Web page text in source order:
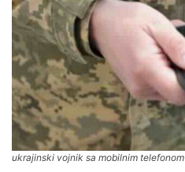
ukrajinski vojnik sa mobilnim telefonom